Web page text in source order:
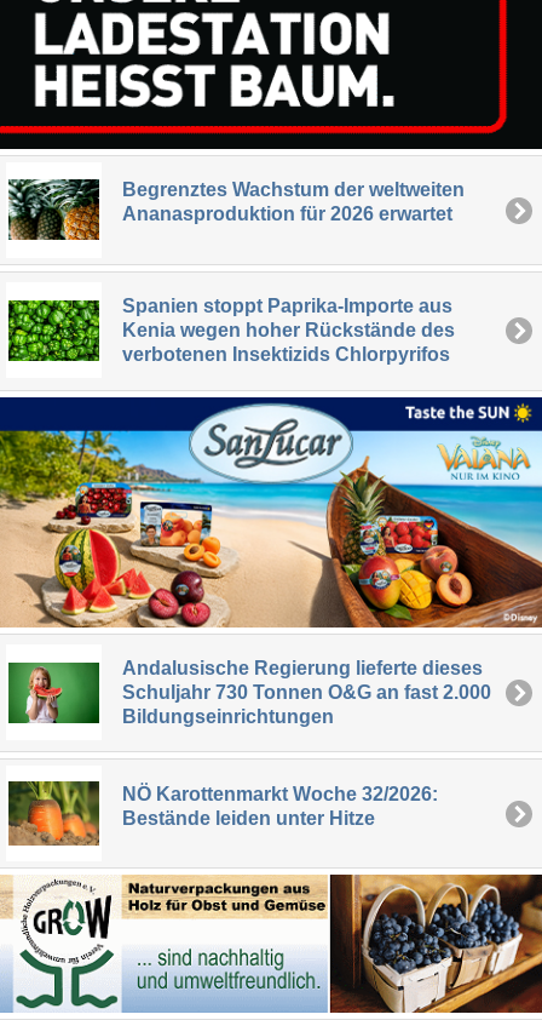
Begrenztes Wachstum der weltweiten
Ananasproduktion für 2026 erwartet
Spanien stoppt Paprika-Importe aus
Kenia wegen hoher Rückstände des
verbotenen Insektizids Chlorpyrifos
Andalusische Regierung lieferte dieses
Schuljahr 730 Tonnen O&G an fast 2.000
Bildungseinrichtungen
NÖ Karottenmarkt Woche 32/2026:
Bestände leiden unter Hitze